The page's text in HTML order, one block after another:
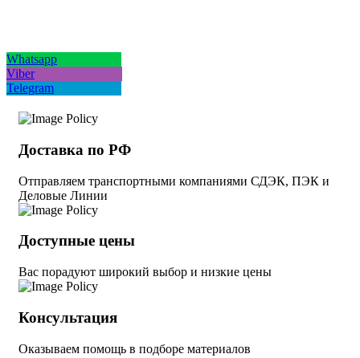
Whatsapp
Viber
Telegram
Доставка по РФ
Отправляем транспортными компаниями СДЭК, ПЭК и
Деловые Линии
Доступные цены
Вас порадуют широкий выбор и низкие цены
Консультация
Оказываем помощь в подборе материалов